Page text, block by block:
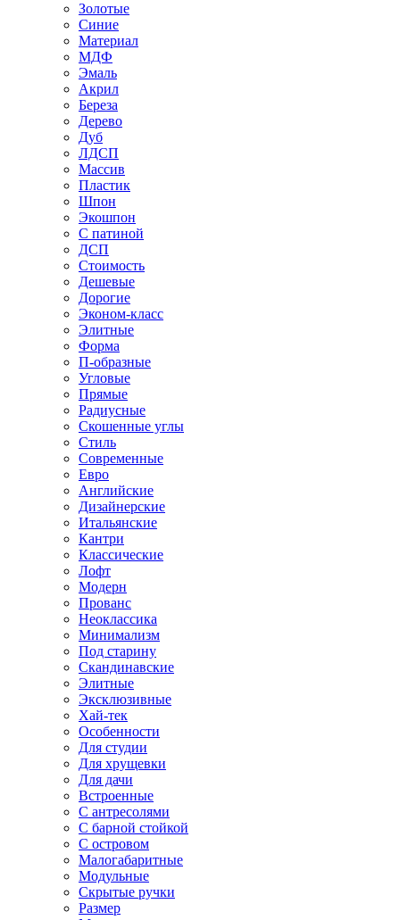
Золотые
Синие
Материал
МДФ
Эмаль
Акрил
Береза
Дерево
Дуб
ЛДСП
Массив
Пластик
Шпон
Экошпон
С патиной
ДСП
Стоимость
Дешевые
Дорогие
Эконом-класс
Элитные
Форма
П-образные
Угловые
Прямые
Радиусные
Скошенные углы
Стиль
Современные
Евро
Английские
Дизайнерские
Итальянские
Кантри
Классические
Лофт
Модерн
Прованс
Неоклассика
Минимализм
Под старину
Скандинавские
Элитные
Эксклюзивные
Хай-тек
Особенности
Для студии
Для хрущевки
Для дачи
Встроенные
С антресолями
С барной стойкой
С островом
Малогабаритные
Модульные
Скрытые ручки
Размер